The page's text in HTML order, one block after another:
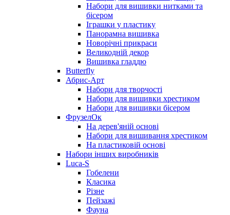
Набори для вишивки нитками та
бісером
Іграшки у пластику
Панорамна вишивка
Новорічні прикраси
Великодній декор
Вишивка гладдю
Butterfly
Абрис-Арт
Набори для творчості
Набори для вишивки хрестиком
Набори для вишивки бісером
ФрузелОк
На дерев'яній основі
Набори для вишивання хрестиком
На пластиковій основі
Набори інших виробників
Luca-S
Гобелени
Класика
Різне
Пейзажі
Фауна